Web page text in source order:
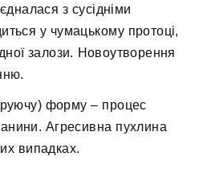
з сусідніми
у чумацькому протоці,
залози. Новоутворення
форму – процес
Агресивна пухлина
випадках.